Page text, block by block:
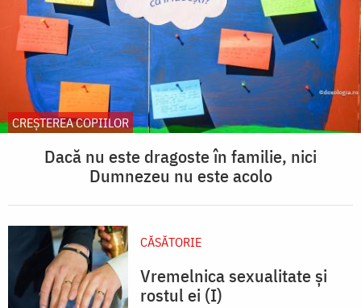
CREŞTEREA COPIILOR
Dacă nu este dragoste în familie, nici
Dumnezeu nu este acolo
CĂSĂTORIE
Vremelnica sexualitate și
rostul ei (I)